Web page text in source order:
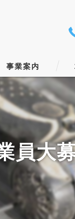
事業案内
員大